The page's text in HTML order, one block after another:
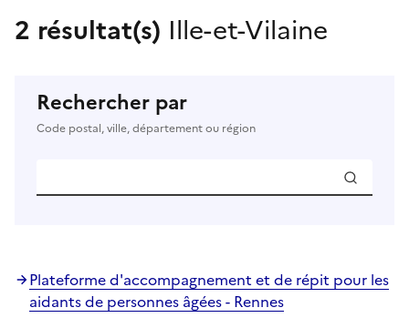
2 résultat(s) Ille-et-Vilaine
Rechercher par
Code postal, ville, département ou région
Plateforme d'accompagnement et de répit pour les
aidants de personnes âgées - Rennes